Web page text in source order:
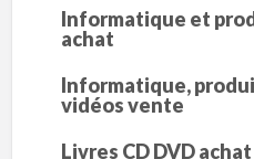
Informatique et
achat
Informatique,
vidéos vente
Livres CD DVD achat